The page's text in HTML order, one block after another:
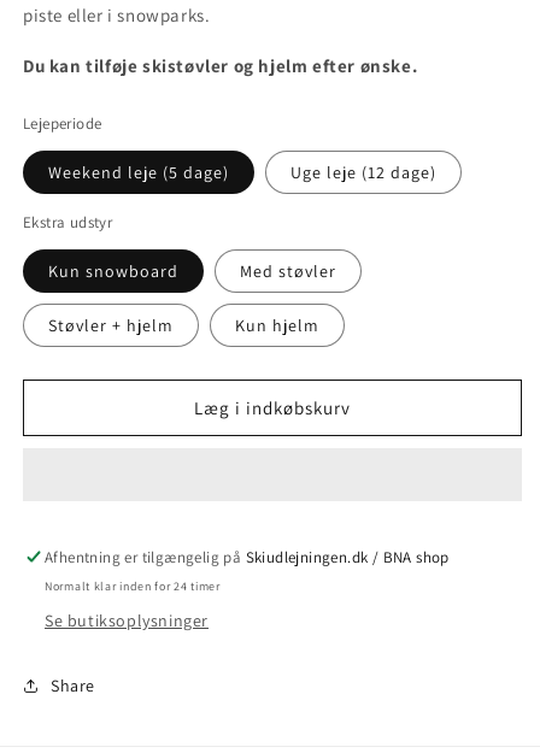
piste eller i snowparks.
Du kan tilføje skistøvler og hjelm efter ønske.
Lejeperiode
Weekend leje (5 dage) Uge leje (12 dage)
Ekstra udstyr
Kun snowboard Med støvler
Støvler + hjelm Kun hjelm
Læg i indkøbskurv
Afhentning er tilgængelig på Skiudlejningen.dk / BNA shop
Normalt klar inden for 24 timer
Se butiksoplysninger
Share